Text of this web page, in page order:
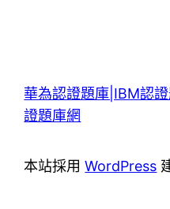
華為認證題庫|IBM認
證題庫網
本站採用WordPress